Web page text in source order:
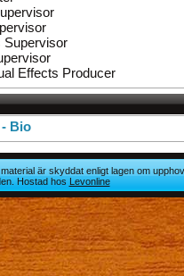
Supervisor
Effects Producer
Bio
är skyddat enligt lagen om
Hostad hosLevonline